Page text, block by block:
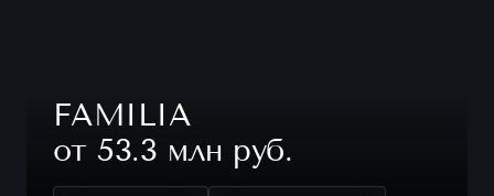
FAMILIA
от 53.3 млн руб.